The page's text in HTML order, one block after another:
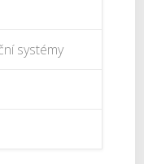
systémy